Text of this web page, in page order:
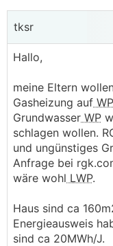
tksr
Hallo,
meine Eltern
Gasheizung auf WP
Grundwasser WP
schlagen wollen.
und ungünstiges
Anfrage bei
wäre wohl LWP.
Haus sind ca
Energieausweis
sind ca 20MWh/J.